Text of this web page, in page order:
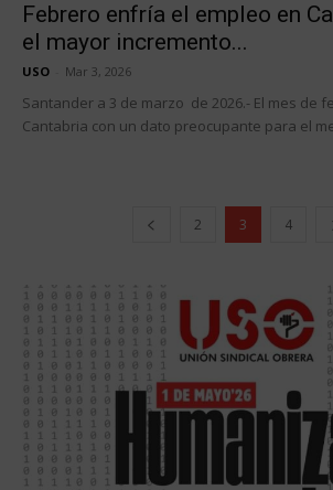
Febrero enfría el empleo en
el mayor incremento...
USO Mar 3, 2026
Santander a 3 de marzo de 2026.- El mes de
Cantabria con un dato preocupante para el
2 3 4